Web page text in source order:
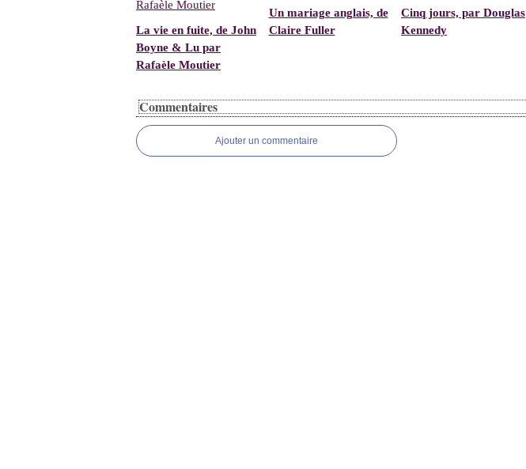
La vie en fuite, de John
Boyne & Lu par
Rafaèle Moutier
Un mariage anglais, de
Claire Fuller
Cinq jours, par Douglas
Kennedy
Commentaires
Ajouter un commentaire